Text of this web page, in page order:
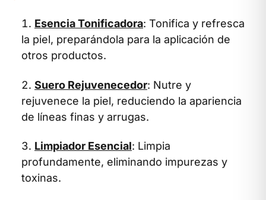
Esencia Tonificadora: Tonifica y refresca
la piel, preparándola para la aplicación de
otros productos.
Suero Rejuvenecedor: Nutre y
rejuvenece la piel, reduciendo la apariencia
de líneas finas y arrugas.
Limpiador Esencial: Limpia
profundamente, eliminando impurezas y
toxinas.